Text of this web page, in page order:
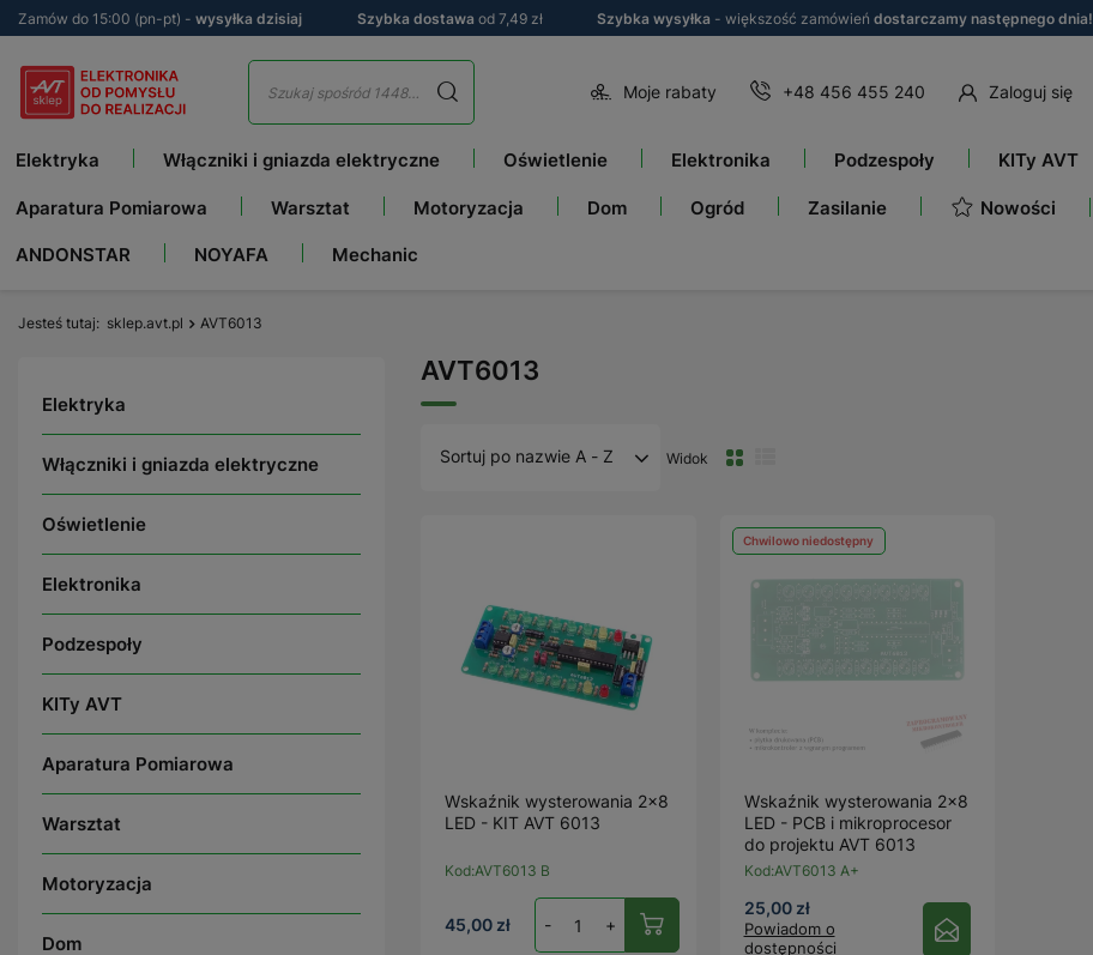
Zamów do 15:00 (pn-pt) - wysyłka dzisiaj Szybka dostawa od 7,49 zł Szybka wysyłka - większość zamówień dostarczamy następnego dnia!
Moje rabaty +48 456 455 240 Zaloguj się
Elektryka Włączniki i gniazda elektryczne Oświetlenie Elektronika Podzespoły KITy AVT
Aparatura Pomiarowa Warsztat Motoryzacja Dom Ogród Zasilanie Nowości
ANDONSTAR NOYAFA Mechanic
Jesteś tutaj sklep.avt.pl AVT6013
Elektryka
Włączniki i gniazda elektryczne
Oświetlenie
Elektronika
Podzespoły
KITy AVT
Aparatura Pomiarowa
Warsztat
Motoryzacja
Dom
AVT6013
Sortuj po nazwie A - Z Widok
Wskaźnik wysterowania 2×8
LED - KIT AVT 6013
Kod:AVT6013 B
45,00 zł - +
Chwilowo niedostępny
Wskaźnik wysterowania 2×8
LED - PCB i mikroprocesor
do projektu AVT 6013
Kod:AVT6013 A+
25,00 zł
Powiadom o
dostępności